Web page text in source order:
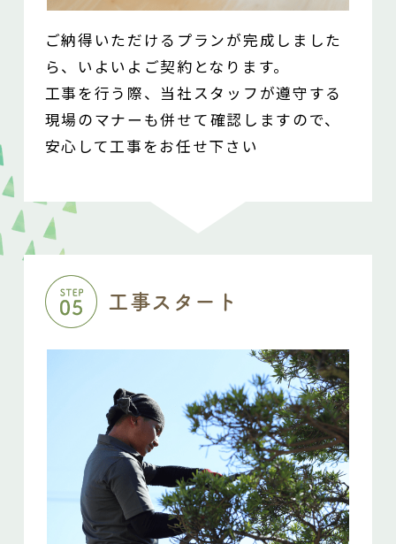
ご納得いただけるプランが完成しました
ら、いよいよご契約となります。
工事を行う際、当社スタッフが遵守する
現場のマナーも併せて確認しますので、
安心して工事をお任せ下さい
工事スタート